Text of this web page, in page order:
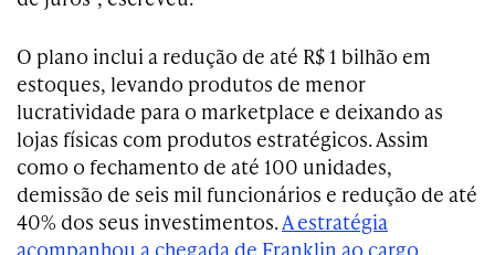
O plano inclui a redução de até R$ 1 bilhão em
estoques, levando produtos de menor
lucratividade para o marketplace e deixando as
lojas físicas com produtos estratégicos. Assim
como o fechamento de até 100 unidades,
demissão de seis mil funcionários e redução de até
40% dos seus investimentos.A estratégia
acompanhou a chegada de Franklin ao cargo.